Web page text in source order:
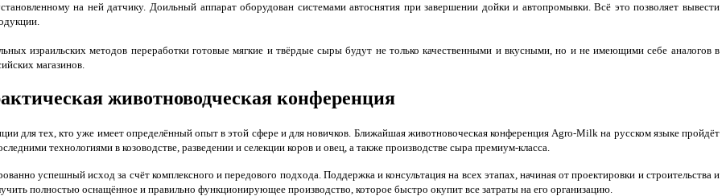
на ней датчику. Доильный аппарат оборудован системами автоснятия при завершении дойки и автопромывки. Всё это позволяет вывести
израильских методов переработки готовые мягкие и твёрдые сыры будут не только качественными и вкусными, но и не имеющими себе аналогов в
магазинов.
животноводческая конференция
для тех, кто уже имеет определённый опыт в этой сфере и для новичков. Ближайшая животновоческая конференция Agro-Milk на русском языке пройдёт
технологиями в козоводстве, разведении и селекции коров и овец, а также производстве сыра премиум-класса.
успешный исход за счёт комплексного и передового подхода. Поддержка и консультация на всех этапах, начиная от проектировки и строительства и
полностью оснащённое и правильно функционирующее производство, которое быстро окупит все затраты на его организацию.